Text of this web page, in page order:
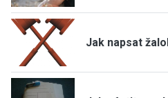
Jak napsat